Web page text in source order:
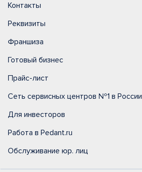
Контакты
Реквизиты
Франшиза
Готовый бизнес
Прайс-лист
Сеть сервисных центров №1 в России
Для инвесторов
Работа в Pedant.ru
Обслуживание юр. лиц